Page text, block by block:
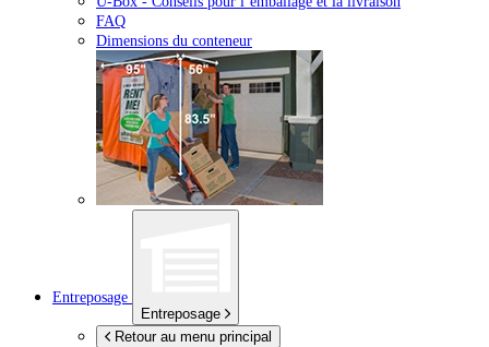
FAQ
Dimensions du conteneur
Entreposage
Entreposage
Retour au menu principal